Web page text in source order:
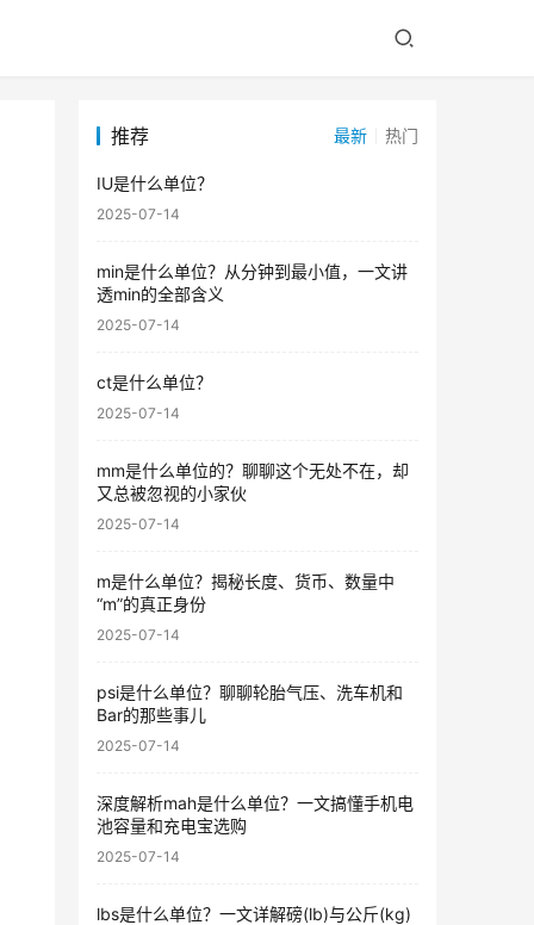
推荐 最新 热门
IU是什么单位？
2025-07-14
min是什么单位？从分钟到最小值，一文讲
透min的全部含义
2025-07-14
ct是什么单位？
2025-07-14
mm是什么单位的？聊聊这个无处不在，却
又总被忽视的小家伙
2025-07-14
m是什么单位？揭秘长度、货币、数量中
“m”的真正身份
2025-07-14
psi是什么单位？聊聊轮胎气压、洗车机和
Bar的那些事儿
2025-07-14
深度解析mah是什么单位？一文搞懂手机电
池容量和充电宝选购
2025-07-14
lbs是什么单位？一文详解磅(lb)与公斤(kg)